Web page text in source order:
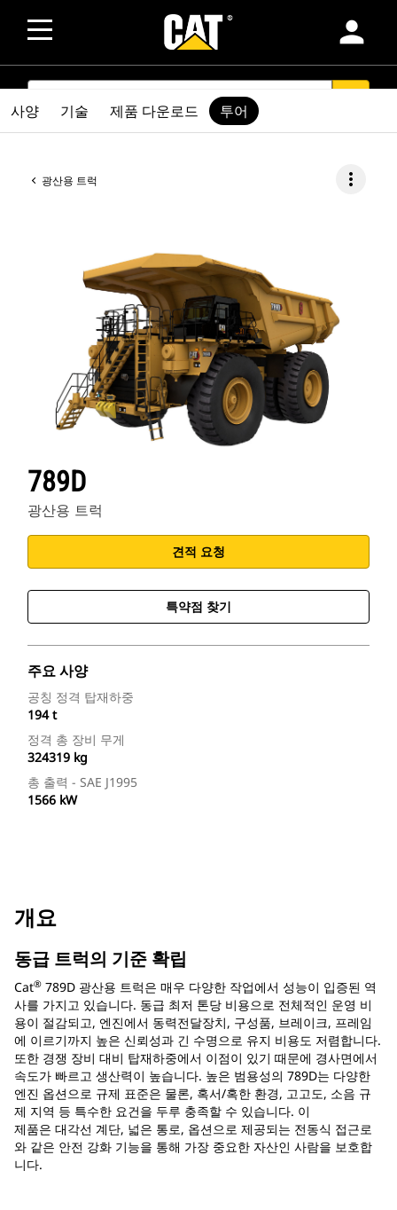
person
SEARCH
광산용 트럭 more_vert
789D
광산용 트럭
견적 요청
특약점 찾기
주요 사양
공칭 정격 탑재하중
194 t
정격 총 장비 무게
324319 kg
총 출력 - SAE J1995
1566 kW
사양 기술 제품 다운로드 투어
개요
동급 트럭의 기준 확립
Cat® 789D 광산용 트럭은 매우 다양한 작업에서 성능이 입증된 역
사를 가지고 있습니다. 동급 최저 톤당 비용으로 전체적인 운영 비
용이 절감되고, 엔진에서 동력전달장치, 구성품, 브레이크, 프레임
에 이르기까지 높은 신뢰성과 긴 수명으로 유지 비용도 저렴합니다.
또한 경쟁 장비 대비 탑재하중에서 이점이 있기 때문에 경사면에서
속도가 빠르고 생산력이 높습니다. 높은 범용성의 789D는 다양한
엔진 옵션으로 규제 표준은 물론, 혹서/혹한 환경, 고고도, 소음 규
제 지역 등 특수한 요건을 두루 충족할 수 있습니다. 이
제품은 대각선 계단, 넓은 통로, 옵션으로 제공되는 전동식 접근로
와 같은 안전 강화 기능을 통해 가장 중요한 자산인 사람을 보호합
니다.